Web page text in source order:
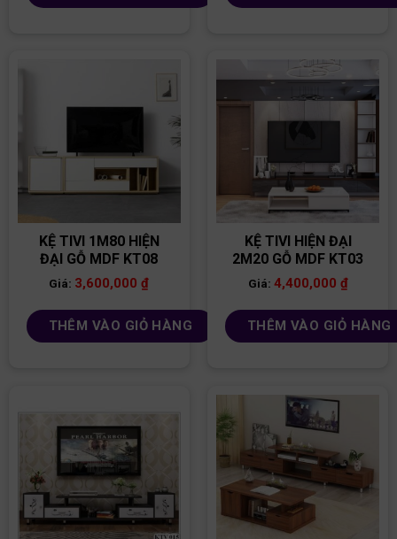
KỆ TIVI 1M80 HIỆN
ĐẠI GỖ MDF KT08
Giá: 3,600,000₫
THÊM VÀO GIỎ HÀNG
KỆ TIVI HIỆN ĐẠI
2M20 GỖ MDF KT03
Giá: 4,400,000 ₫
THÊM VÀO GIỎ HÀNG